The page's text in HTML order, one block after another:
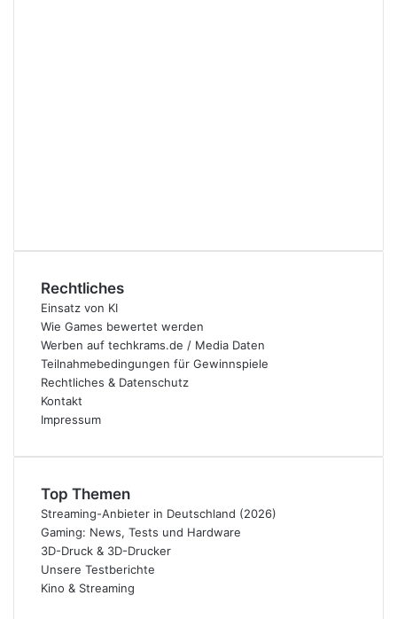
Rechtliches
Einsatz von KI
Wie Games bewertet werden
Werben auf techkrams.de / Media Daten
Teilnahmebedingungen für Gewinnspiele
Rechtliches & Datenschutz
Kontakt
Impressum
Top Themen
Streaming-Anbieter in Deutschland (2026)
Gaming: News, Tests und Hardware
3D-Druck & 3D-Drucker
Unsere Testberichte
Kino & Streaming